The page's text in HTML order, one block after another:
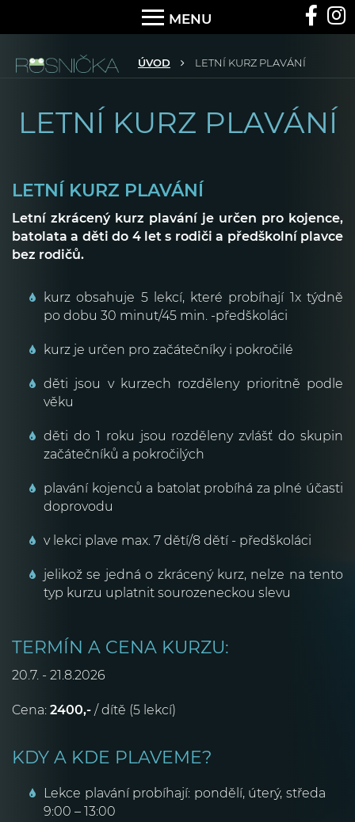
MENU
ÚVOD LETNÍ KURZ PLAVÁNÍ
LETNÍ KURZ PLAVÁNÍ
LETNÍ KURZ PLAVÁNÍ
Letní zkrácený kurz plavání je určen pro kojence,
batolata a děti do 4 let s rodiči a předškolní plavce
bez rodičů.
kurz obsahuje 5 lekcí, které probíhají 1x týdně
po dobu 30 minut/45 min. -předškoláci
kurz je určen pro začátečníky i pokročilé
děti jsou v kurzech rozděleny prioritně podle
věku
děti do 1 roku jsou rozděleny zvlášť do skupin
začátečníků a pokročilých
plavání kojenců a batolat probíhá za plné účasti
doprovodu
v lekci plave max. 7 dětí/8 dětí - předškoláci
jelikož se jedná o zkrácený kurz, nelze na tento
typ kurzu uplatnit sourozeneckou slevu
TERMÍN A CENA KURZU:
20.7. - 21.8.2026
Cena: 2400,- / dítě (5 lekcí)
KDY A KDE PLAVEME?
Lekce plavání probíhají: pondělí, úterý, středa
9:00 – 13:00